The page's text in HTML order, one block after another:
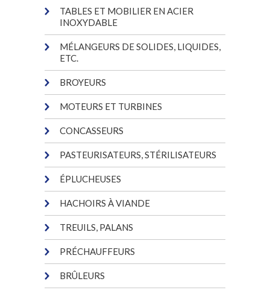
TABLES ET MOBILIER EN ACIER
INOXYDABLE
MÉLANGEURS DE SOLIDES, LIQUIDES,
ETC.
BROYEURS
MOTEURS ET TURBINES
CONCASSEURS
PASTEURISATEURS, STÉRILISATEURS
ÉPLUCHEUSES
HACHOIRS À VIANDE
TREUILS, PALANS
PRÉCHAUFFEURS
BRÛLEURS